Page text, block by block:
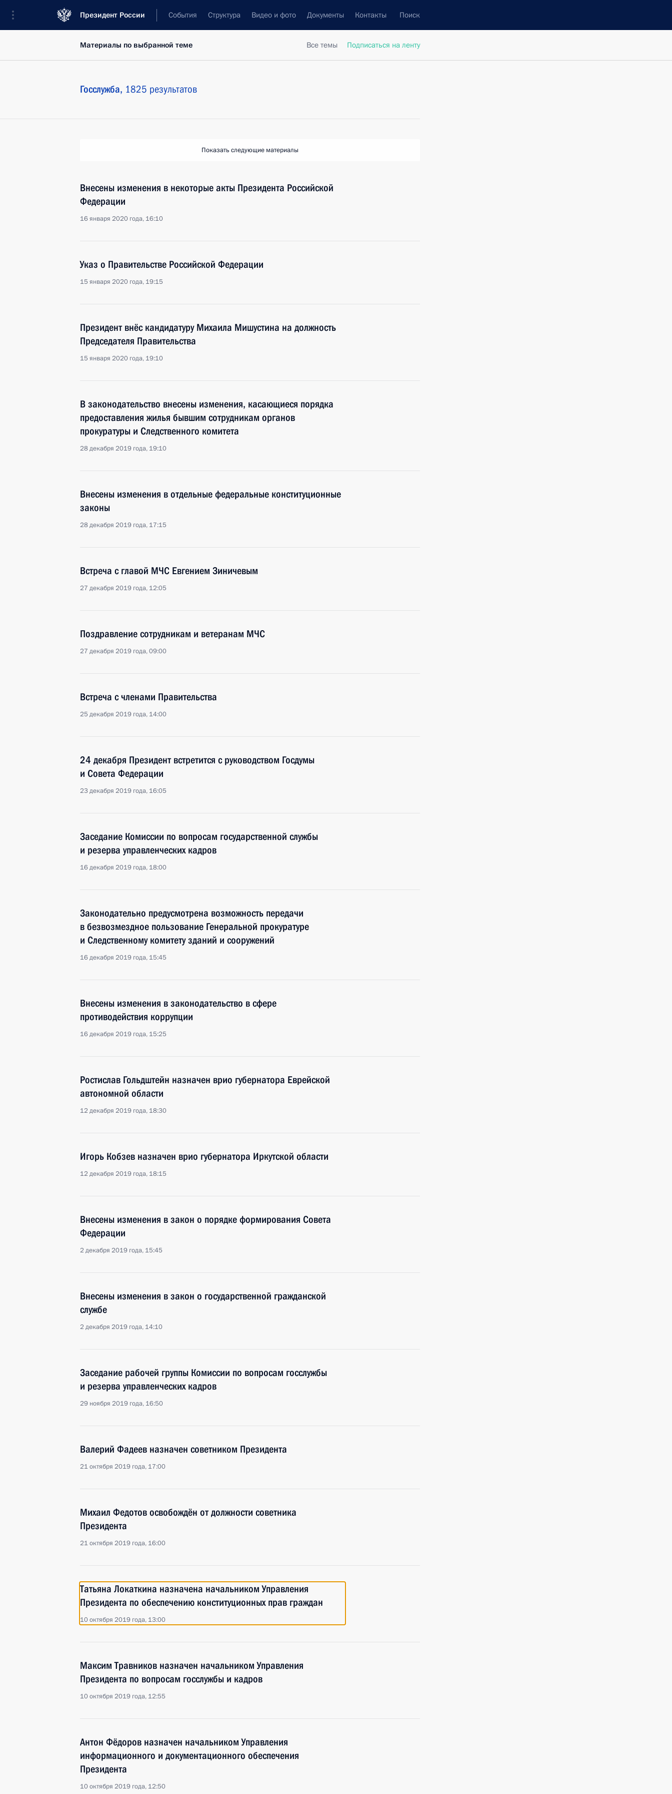
Президент России События Структура Видео и фото Документы Контакты Поиск
Все темы Подписаться на ленту
Материалы по выбранной теме
Госслужба, 1825 результатов
Показать следующие материалы
Внесены изменения в некоторые акты Президента Российской
Федерации
16 января 2020 года, 16:10
Указ о Правительстве Российской Федерации
15 января 2020 года, 19:15
Президент внёс кандидатуру Михаила Мишустина на должность
Председателя Правительства
15 января 2020 года, 19:10
В законодательство внесены изменения, касающиеся порядка
предоставления жилья бывшим сотрудникам органов
прокуратуры и Следственного комитета
28 декабря 2019 года, 19:10
Внесены изменения в отдельные федеральные конституционные
законы
28 декабря 2019 года, 17:15
Встреча с главой МЧС Евгением Зиничевым
27 декабря 2019 года, 12:05
Поздравление сотрудникам и ветеранам МЧС
27 декабря 2019 года, 09:00
Встреча с членами Правительства
25 декабря 2019 года, 14:00
24 декабря Президент встретится с руководством Госдумы
и Совета Федерации
23 декабря 2019 года, 16:05
Заседание Комиссии по вопросам государственной службы
и резерва управленческих кадров
16 декабря 2019 года, 18:00
Законодательно предусмотрена возможность передачи
в безвозмездное пользование Генеральной прокуратуре
и Следственному комитету зданий и сооружений
16 декабря 2019 года, 15:45
Внесены изменения в законодательство в сфере
противодействия коррупции
16 декабря 2019 года, 15:25
Ростислав Гольдштейн назначен врио губернатора Еврейской
автономной области
12 декабря 2019 года, 18:30
Игорь Кобзев назначен врио губернатора Иркутской области
12 декабря 2019 года, 18:15
Внесены изменения в закон о порядке формирования Совета
Федерации
2 декабря 2019 года, 15:45
Внесены изменения в закон о государственной гражданской
службе
2 декабря 2019 года, 14:10
Заседание рабочей группы Комиссии по вопросам госслужбы
и резерва управленческих кадров
29 ноября 2019 года, 16:50
Валерий Фадеев назначен советником Президента
21 октября 2019 года, 17:00
Михаил Федотов освобождён от должности советника
Президента
21 октября 2019 года, 16:00
Татьяна Локаткина назначена начальником Управления
Президента по обеспечению конституционных прав граждан
10 октября 2019 года, 13:00
Максим Травников назначен начальником Управления
Президента по вопросам госслужбы и кадров
10 октября 2019 года, 12:55
Антон Фёдоров назначен начальником Управления
информационного и документационного обеспечения
Президента
10 октября 2019 года, 12:50